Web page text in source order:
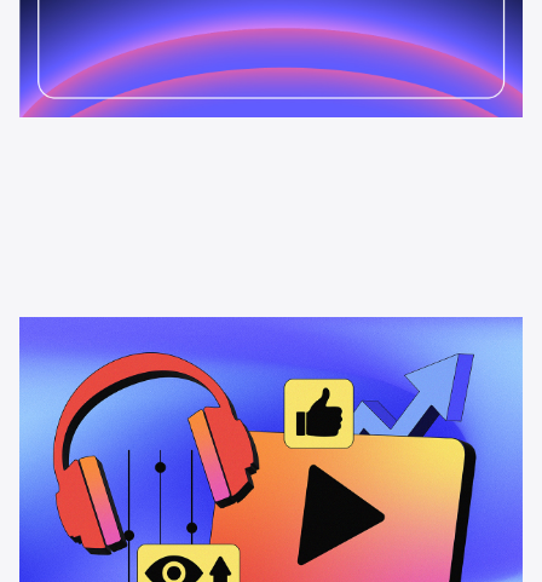
La oportunidad del videopodcast
Cómo los videopodcasts impulsan el alcance de la audiencia, la
interacción y el impacto publicitario, especialmente entre los
oyentes de la Generación Z.